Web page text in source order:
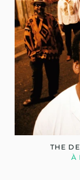
THE
À